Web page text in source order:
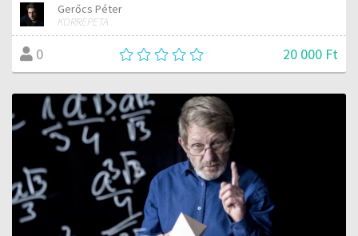
Gerőcs Péter
KORREPETA
0 20 000 Ft